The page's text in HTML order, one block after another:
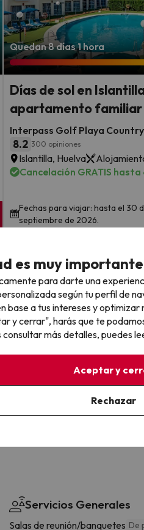
Quedan 8 días 1 hora
Días de sol en
apartamento familiar
Interpass Golf Playa
8.2 300 opiniones
Islantilla, Huelva
Cancelación GRATIS
Fechas para viajar: hasta el 30
septiembre de 2026.
Ver todos los
complicaciones
cancelaciones con total
Servicios Generales
Salas de reunión/banquetes De
es muy importante
para darte una
según tu perfil de
base a tus intereses y optimizar
y cerrar", harás que te
más detalles, puedes
Aceptar y
Rechazar